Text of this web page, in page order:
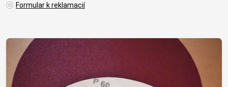
Formular k reklamacií